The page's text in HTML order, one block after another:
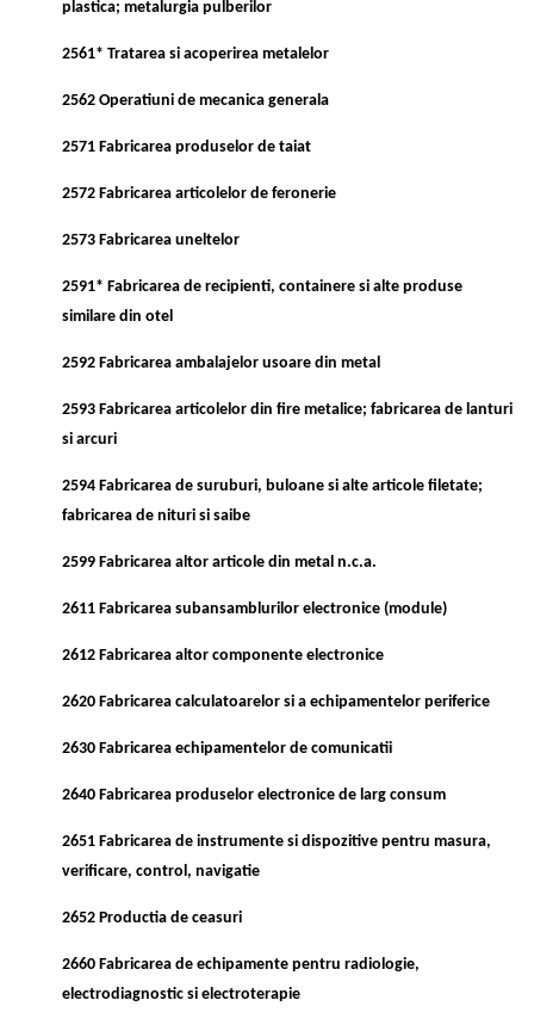
plastica; metalurgia pulberilor
2561* Tratarea si acoperirea metalelor
2562 Operatiuni de mecanica generala
2571 Fabricarea produselor de taiat
2572 Fabricarea articolelor de feronerie
2573 Fabricarea uneltelor
2591* Fabricarea de recipienti, containere si alte produse
similare din otel
2592 Fabricarea ambalajelor usoare din metal
2593 Fabricarea articolelor din fire metalice; fabricarea de lanturi
si arcuri
2594 Fabricarea de suruburi, buloane si alte articole filetate;
fabricarea de nituri si saibe
2599 Fabricarea altor articole din metal n.c.a.
2611 Fabricarea subansamblurilor electronice (module)
2612 Fabricarea altor componente electronice
2620 Fabricarea calculatoarelor si a echipamentelor periferice
2630 Fabricarea echipamentelor de comunicatii
2640 Fabricarea produselor electronice de larg consum
2651 Fabricarea de instrumente si dispozitive pentru masura,
verificare, control, navigatie
2652 Productia de ceasuri
2660 Fabricarea de echipamente pentru radiologie,
electrodiagnostic si electroterapie